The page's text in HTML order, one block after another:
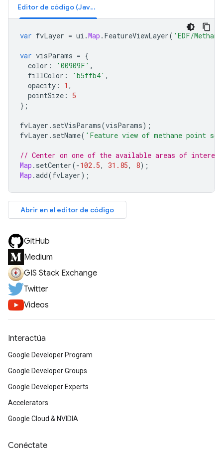
Editor de código (JavaScript)
var fvLayer = ui .Map . FeatureViewLayer( 'EDF/
var visParams = {
color : '00909F' ,
fillColor : 'b5ffb4' ,
opacity : 1 ,
pointSize :
5
};
fvLayer . setVisParams(visParams);
fvLayer . setName( 'Feature view of methane point
// Center on one of the available areas of
Map . setCenter(-102.5, 31.85, 8);
Map .add(fvLayer);
Abrir en el editor de código
GitHub
Medium
GIS Stack Exchange
Twitter
Videos
Interactúa
Google Developer Program
Google Developer Groups
Google Developer Experts
Accelerators
Google Cloud & NVIDIA
Conéctate